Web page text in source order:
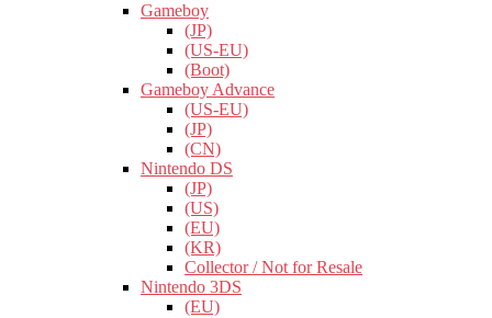
Gameboy
(JP)
(US-EU)
(Boot)
Gameboy Advance
(US-EU)
(JP)
(CN)
Nintendo DS
(JP)
(US)
(EU)
(KR)
Collector / Not for Resale
Nintendo 3DS
(EU)